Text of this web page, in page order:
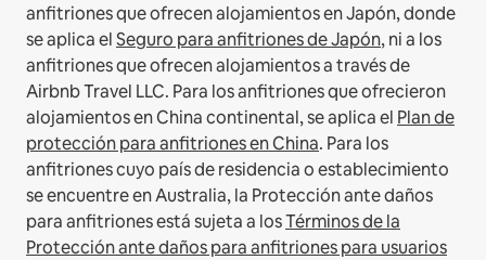
anfitriones que ofrecen alojamientos en Japón, donde
se aplica elSeguro para anfitriones de Japón, ni a los
anfitriones que ofrecen alojamientos a través de
Airbnb Travel LLC. Para los anfitriones que ofrecieron
alojamientos en China continental, se aplica el Plan de
protección para anfitriones en China. Para los
anfitriones cuyo país de residencia o establecimiento
se encuentre en Australia, la Protección ante daños
para anfitriones está sujeta a losTérminos de la
Protección ante daños para anfitriones para usuarios